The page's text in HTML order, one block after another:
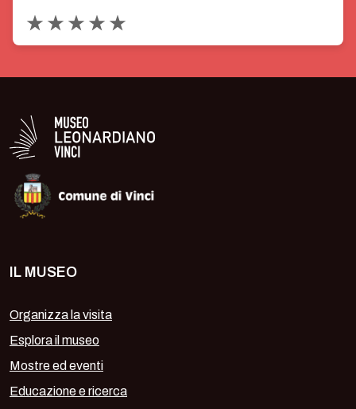
IL MUSEO
Organizza la visita
Esplora il museo
Mostre ed eventi
Educazione e ricerca